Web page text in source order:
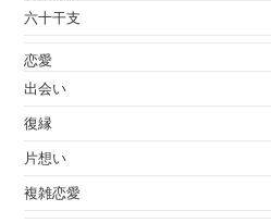
六十干支
恋愛
出会い
復縁
片想い
複雑恋愛